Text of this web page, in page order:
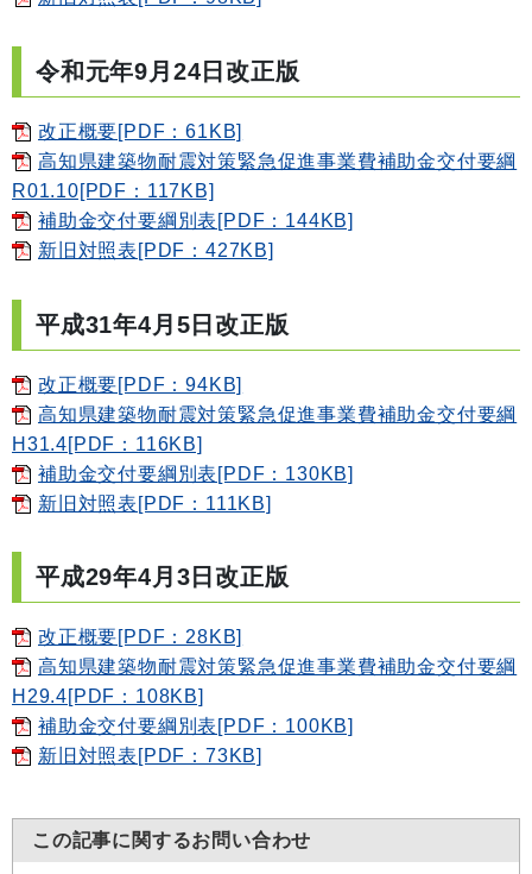
令和元年9月24日改正版
改正概要[PDF：61KB]
高知県建築物耐震対策緊急促進事業費補助金交付要綱
R01.10[PDF：117KB]
補助金交付要綱別表[PDF：144KB]
新旧対照表[PDF：427KB]
平成31年4月5日改正版
改正概要[PDF：94KB]
高知県建築物耐震対策緊急促進事業費補助金交付要綱
H31.4[PDF：116KB]
補助金交付要綱別表[PDF：130KB]
新旧対照表[PDF：111KB]
平成29年4月3日改正版
改正概要[PDF：28KB]
高知県建築物耐震対策緊急促進事業費補助金交付要綱
H29.4[PDF：108KB]
補助金交付要綱別表[PDF：100KB]
新旧対照表[PDF：73KB]
この記事に関するお問い合わせ